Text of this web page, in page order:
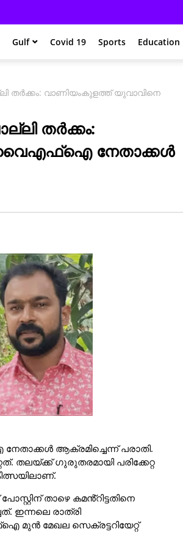
Gulf Covid 19 Sports Education
തർക്കം: വാണിയംകുളത്ത് യുവാവിനെ
തർക്കം:
നേതാക്കൾ
ആക്രമിച്ചെന്ന് പരാതി.
തലയ്ക്ക് ഗുരുതരമായി പരിക്കേറ്റ
താഴെ കമൻ്റിട്ടതിനെ
ഇന്നലെ രാത്രി
മുൻ മേഖല സെക്രട്ടറിയേറ്റ്